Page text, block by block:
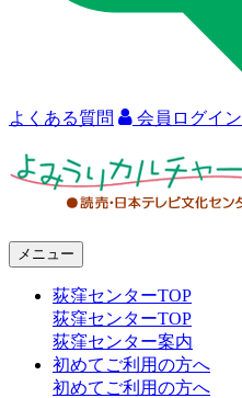
よくある質問 会員ログイン
メニュー
荻窪センターTOP
荻窪センターTOP
荻窪センター案内
初めてご利用の方へ
初めてご利用の方へ